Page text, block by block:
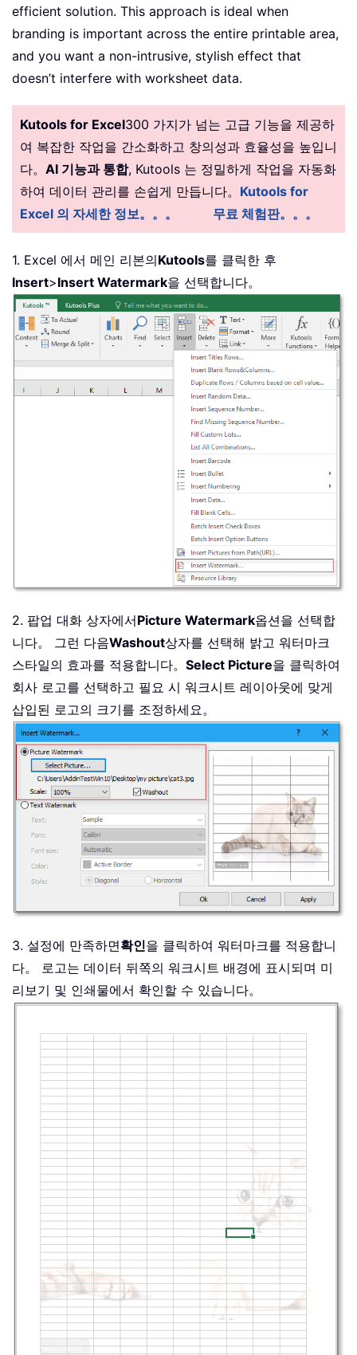
efficient solution. This approach is ideal when
branding is important across the entire printable area,
and you want a non-intrusive, stylish effect that
doesn’t interfere with worksheet data.
Kutools for Excel300 가지가 넘는 고급 기능을 제공하
여 복잡한 작업을 간소화하고 창의성과 효율성을 높입니
다。 AI 기능과 통합, Kutools 는 정밀하게 작업을 자동화
하여 데이터 관리를 손쉽게 만듭니다。 Kutools for
Excel 의 자세한 정보。。。
무료 체험판。。。
1. Excel 에서 메인 리본의Kutools를 클릭한 후
Insert>Insert Watermark을 선택합니다。
2. 팝업 대화 상자에서Picture Watermark옵션을 선택합
니다。 그런 다음Washout상자를 선택해 밝고 워터마크
스타일의 효과를 적용합니다。 Select Picture을 클릭하여
회사 로고를 선택하고 필요 시 워크시트 레이아웃에 맞게
삽입된 로고의 크기를 조정하세요。
3. 설정에 만족하면확인을 클릭하여 워터마크를 적용합니
다。 로고는 데이터 뒤쪽의 워크시트 배경에 표시되며 미
리보기 및 인쇄물에서 확인할 수 있습니다。